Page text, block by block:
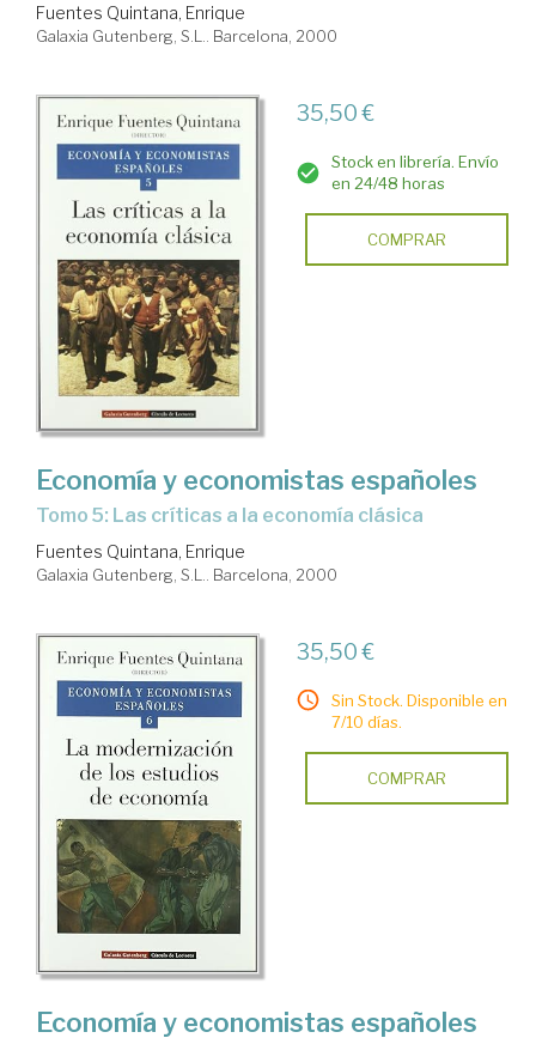
Fuentes Quintana, Enrique
Galaxia Gutenberg, S.L.. Barcelona, 2000
35,50 €
Stock en librería. Envío
en 24/48 horas
COMPRAR
Economía y economistas españoles
Tomo 5: Las críticas a la economía clásica
Fuentes Quintana, Enrique
Galaxia Gutenberg, S.L.. Barcelona, 2000
35,50 €
Sin Stock. Disponible en
7/10 días.
COMPRAR
Economía y economistas españoles